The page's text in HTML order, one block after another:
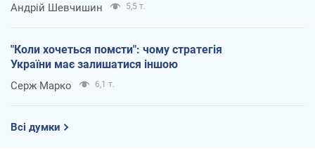
Андрій Шевчишин 5,5 т.
"Коли хочеться помсти": чому стратегія
України має залишатися іншою
Серж Марко 6,1 т.
Всі думки